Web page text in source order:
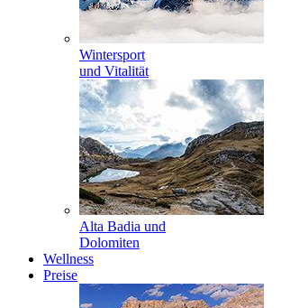
Wintersport
und Vitalität
Alta Badia und
Dolomiten
Wellness
Preise